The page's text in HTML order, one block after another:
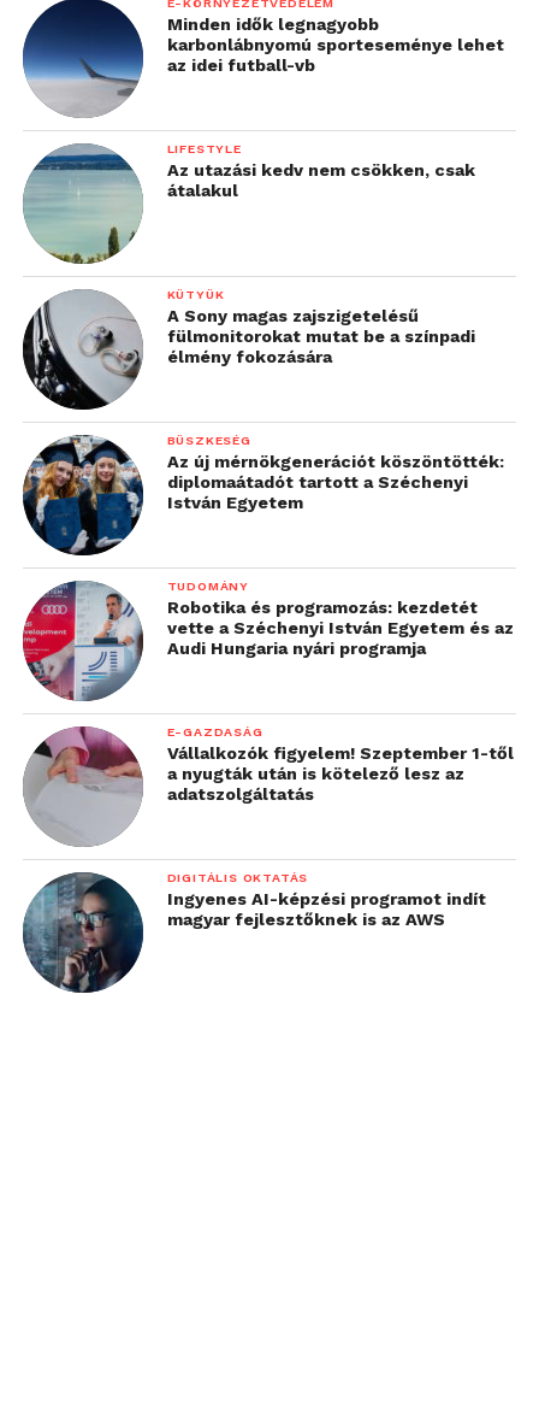
E-KÖRNYEZETVÉDELEM
Minden idők legnagyobb
karbonlábnyomú sporteseménye lehet
az idei futball-vb
LIFESTYLE
Az utazási kedv nem csökken, csak
átalakul
KÜTYÜK
A Sony magas zajszigetelésű
fülmonitorokat mutat be a színpadi
élmény fokozására
BÜSZKESÉG
Az új mérnökgenerációt köszöntötték:
diplomaátadót tartott a Széchenyi
István Egyetem
TUDOMÁNY
Robotika és programozás: kezdetét
vette a Széchenyi István Egyetem és az
Audi Hungaria nyári programja
E-GAZDASÁG
Vállalkozók figyelem! Szeptember 1-től
a nyugták után is kötelező lesz az
adatszolgáltatás
DIGITÁLIS OKTATÁS
Ingyenes AI-képzési programot indít
magyar fejlesztőknek is az AWS